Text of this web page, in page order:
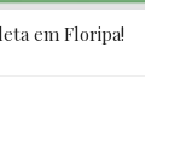
em Floripa!